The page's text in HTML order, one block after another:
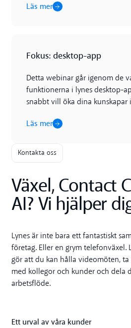
Läs mer
Fokus: desktop-app
Detta webinar går igenom de
funktionerna i lynes desktop-
snabbt vill öka dina kunskapar
Läs mer
Kontakta oss
Växel, Contact
AI? Vi hjälper
Lynes är inte bara ett fantastiskt
företag. Eller en grym telefonväxel.
gör att du kan hålla videomöten, ta
med kollegor och kunder och dela
arbetsflöde.
Ett urval av våra kunder